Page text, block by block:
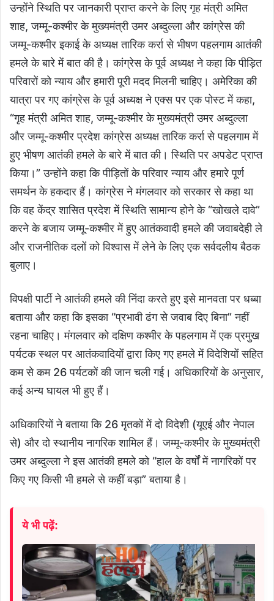
उन्होंने स्थिति पर जानकारी प्राप्त करने के लिए गृह मंत्री अमित
शाह, जम्मू-कश्मीर के मुख्यमंत्री उमर अब्दुल्ला और कांग्रेस की
जम्मू-कश्मीर इकाई के अध्यक्ष तारिक कर्रा से भीषण पहलगाम आतंकी
हमले के बारे में बात की है। कांग्रेस के पूर्व अध्यक्ष ने कहा कि पीड़ित
परिवारों को न्याय और हमारी पूरी मदद मिलनी चाहिए। अमेरिका की
यात्रा पर गए कांग्रेस के पूर्व अध्यक्ष ने एक्स पर एक पोस्ट में कहा,
“गृह मंत्री अमित शाह, जम्मू-कश्मीर के मुख्यमंत्री उमर अब्दुल्ला
और जम्मू-कश्मीर प्रदेश कांग्रेस अध्यक्ष तारिक कर्रा से पहलगाम में
हुए भीषण आतंकी हमले के बारे में बात की। स्थिति पर अपडेट प्राप्त
किया।” उन्होंने कहा कि पीड़ितों के परिवार न्याय और हमारे पूर्ण
समर्थन के हकदार हैं। कांग्रेस ने मंगलवार को सरकार से कहा था
कि वह केंद्र शासित प्रदेश में स्थिति सामान्य होने के “खोखले दावे”
करने के बजाय जम्मू-कश्मीर में हुए आतंकवादी हमले की जवाबदेही ले
और राजनीतिक दलों को विश्वास में लेने के लिए एक सर्वदलीय बैठक
बुलाए।
विपक्षी पार्टी ने आतंकी हमले की निंदा करते हुए इसे मानवता पर धब्बा
बताया और कहा कि इसका “प्रभावी ढंग से जवाब दिए बिना” नहीं
रहना चाहिए। मंगलवार को दक्षिण कश्मीर के पहलगाम में एक प्रमुख
पर्यटक स्थल पर आतंकवादियों द्वारा किए गए हमले में विदेशियों सहित
कम से कम 26 पर्यटकों की जान चली गई। अधिकारियों के अनुसार,
कई अन्य घायल भी हुए हैं।
अधिकारियों ने बताया कि 26 मृतकों में दो विदेशी (यूएई और नेपाल
से) और दो स्थानीय नागरिक शामिल हैं। जम्मू-कश्मीर के मुख्यमंत्री
उमर अब्दुल्ला ने इस आतंकी हमले को “हाल के वर्षों में नागरिकों पर
किए गए किसी भी हमले से कहीं बड़ा” बताया है।
ये भी पढ़ें: